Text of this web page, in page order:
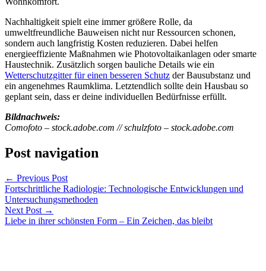
Nachhaltigkeit spielt eine immer größere Rolle, da
umweltfreundliche Bauweisen nicht nur Ressourcen schonen,
sondern auch langfristig Kosten reduzieren. Dabei helfen
energieeffiziente Maßnahmen wie Photovoltaikanlagen oder smarte
Haustechnik. Zusätzlich sorgen bauliche Details wie ein
Wetterschutzgitter für einen besseren Schutz der Bausubstanz und
ein angenehmes Raumklima. Letztendlich sollte dein Hausbau so
geplant sein, dass er deine individuellen Bedürfnisse erfüllt.
Bildnachweis:
Comofoto – stock.adobe.com // schulzfoto – stock.adobe.com
Post navigation
← Previous Post
Fortschrittliche Radiologie: Technologische Entwicklungen und
Untersuchungsmethoden
Next Post →
Liebe in ihrer schönsten Form – Ein Zeichen, das bleibt